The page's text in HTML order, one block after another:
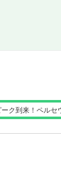
！ペルセウス座